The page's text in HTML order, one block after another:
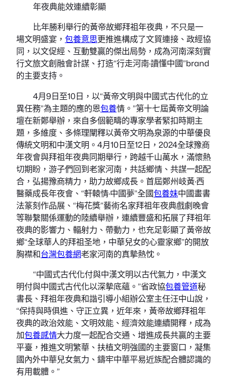
年夜典能效連續彰顯
比年勝利舉行的黃帝故鄉拜祖年夜典，不只是一
場文明盛宴， 包養意思更推進構成了文貿連接、政經協
同，以文促經、互動雙贏的傑出局勢，成為河南深刻實
行文旅文創融會計謀、打造“行走河南·讀懂中國”brand
的主要支持。
4月9日至10日，以“黃帝文明與中國式古代化的立
異任務”為主題的應的恩包養情。”第十七屆黃帝文明論
壇在新鄭舉辦，來自多個範疇的專家學者緊扣時期主
題，多維度、多條理闡釋以黃帝文明為泉源的中華優良
傳統文明和中漢文明。4月10日至12日，2024全球豫商
年夜會與拜祖年夜典同期舉行，跨越千山萬水，滿懷熱
切期盼，游子們回到老家河南，共話鄉情、共謀一起配
合，弘揚豫商精力，助力故鄉成長。首屆鄭州岐黃·西
醫藥成長年夜會、“軒轅情·中國夢”全國包養妹中國畫書
法篆刻作品展、“梅花獎”藝術名家拜祖年夜典戲劇晚會
等聯繫關係運動的陸續舉辦，連續豐盛和拓展了拜祖年
夜典的影響力、輻射力、帶動力，也充足彰顯了黃帝故
鄉“全球華人的拜祖圣地，中華兒女的心靈家鄉”的開放
胸襟和台灣包養網老家河南的真摯熱忱。
“中國式古代化付與中漢文明以古代氣力，中漢文
明付與中國式古代化以深摯底蘊。”省政協包養管道秘
書長、拜祖年夜典和諧引導小組辦公室主任汪中山說，
“保持與時俱進、守正立異，近年來，黃帝故鄉拜祖年
夜典的政治效能、文明效能、經濟效能連續開釋，成為
加包養感情大力度一起配合交通、增進成長共贏的主要
平臺，推進文明繁華、扶植文明強國的主要窗口，凝集
國內外中華兒女氣力、鑄牢中華平易近族配合體認識的
有用載體。”